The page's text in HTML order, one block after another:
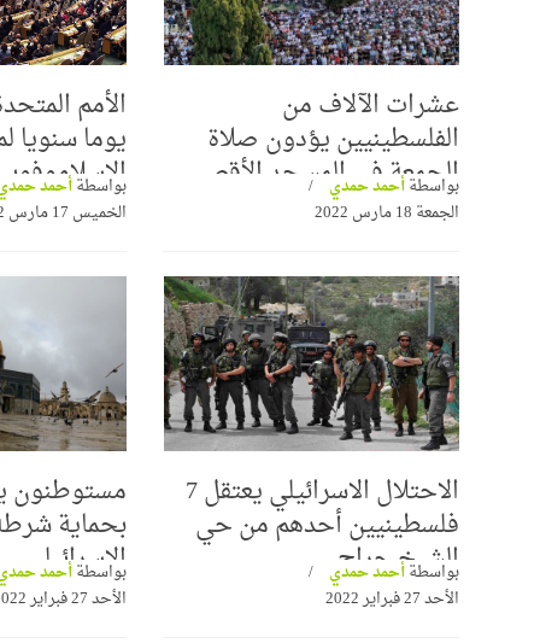
عشرات الآلاف من
الفلسطينيين يؤدون صلاة
الجمعة في المسجد الأقصى
بواسطةأحمد حمدي
الجمعة 18 مارس 2022
يوما سنويا
بواسطةأحمد
الخميس 17 مارس 2022
الاحتلال الاسرائيلي يعتقل 7
فلسطينيين أحدهم من حي
الشيخ جراح
بواسطةأحمد حمدي
الأحد 27 فبراير 2022
مستوطنون
بحماية
الإسرائيلي
بواسطةأحمد
الأحد 27 فبراير 2022